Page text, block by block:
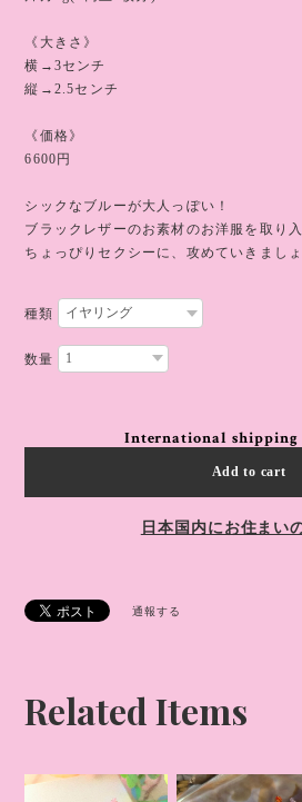
《大きさ》
横→3センチ
縦→2.5センチ
《価格》
6600円
シックなブルーが大人っぽい！
ブラックレザーのお素材のお洋服を取り
ちょっぴりセクシーに、攻めていきまし
種類
数量
International shipping
Add to cart
日本国内にお住まい
通報する
Related Items